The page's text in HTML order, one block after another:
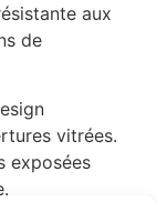
aux
de
vitrées.
exposées